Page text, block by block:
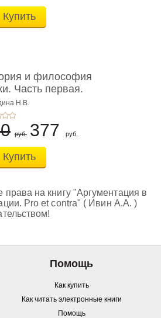
Купить
и философия
Часть первая.
...
Н.В.
руб. 377 руб.
Купить
права на книгу "Аргументация в
Pro et contra" ( Ивин А.А. )
Помощь
Как купить
Как читать электронные книги
Помощь